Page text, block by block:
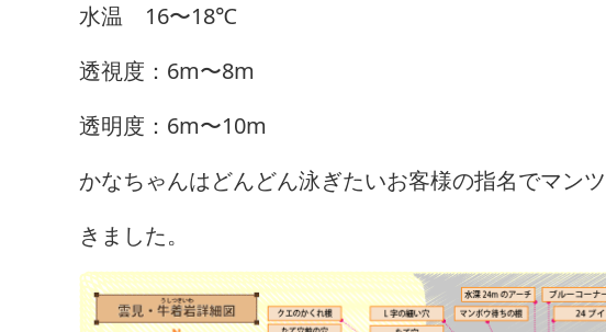
水温 16〜18℃
透視度：6m〜8m
透明度：6m〜10m
かなちゃんはどんどん泳ぎたいお客様の指名でマン
きました。